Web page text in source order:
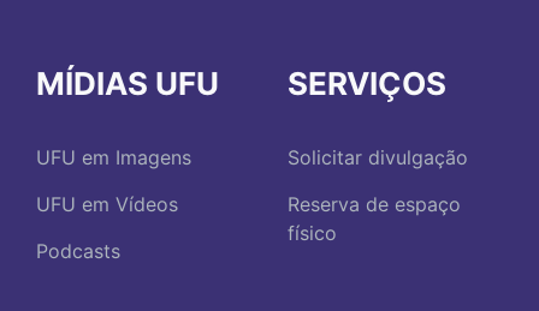
MÍDIAS UFU
UFU em Imagens
UFU em Vídeos
Podcasts
SERVIÇOS
Solicitar divulgação
Reserva de espaço
físico